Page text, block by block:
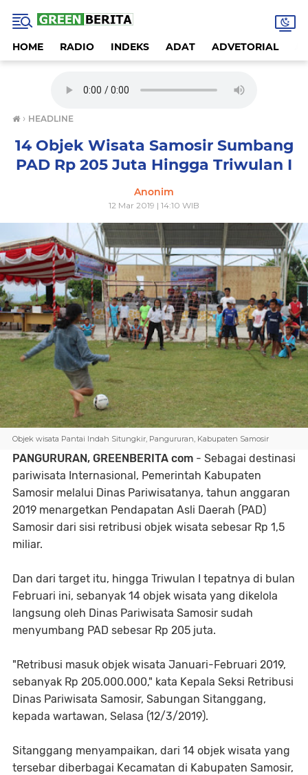
HOME RADIO INDEKS ADAT ADVETORIAL
› HEADLINE
14 Objek Wisata Samosir Sumbang
PAD Rp 205 Juta Hingga Triwulan I
Anonim
12 Mar 2019 | 14:10 WIB
Objek wisata Pantai Indah Situngkir, Pangururan, Kabupaten Samosir
PANGURURAN, GREENBERITA com - Sebagai destinasi
pariwisata Internasional, Pemerintah Kabupaten
Samosir melalui Dinas Pariwisatanya, tahun anggaran
2019 menargetkan Pendapatan Asli Daerah (PAD)
Samosir dari sisi retribusi objek wisata sebesar Rp 1,5
miliar.
Dan dari target itu, hingga Triwulan I tepatnya di bulan
Februari ini, sebanyak 14 objek wisata yang dikelola
langsung oleh Dinas Pariwisata Samosir sudah
menyumbang PAD sebesar Rp 205 juta.
"Retribusi masuk objek wisata Januari-Februari 2019,
sebanyak Rp 205.000.000," kata Kepala Seksi Retribusi
Dinas Pariwisata Samosir, Sabungan Sitanggang,
kepada wartawan, Selasa (12/3/2019).
Sitanggang menyampaikan, dari 14 objek wisata yang
tersebar diberbagai Kecamatan di Kabupaten Samosir,